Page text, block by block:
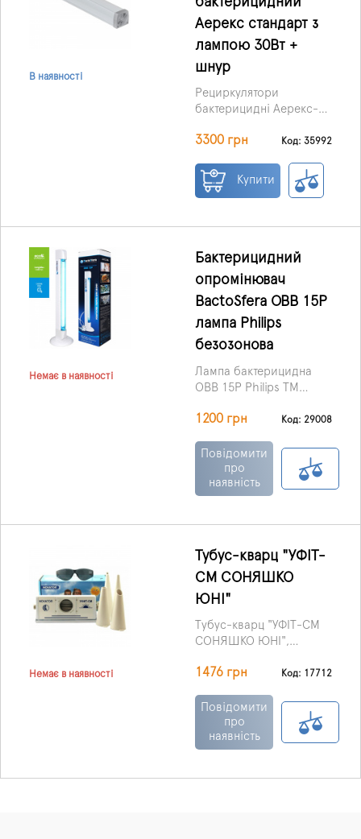
В наявності
Аерекс стандарт з
лампою 30Вт +
шнур
Рециркулятори
бактерицидні Аерекс-
застосовуються для
медичних, офісних,
житлових та харчових
дитячих та навчальних
закладах.
3300 грн Код: 35992
Купити
Немає в наявності
Бактерицидний
опромінювач
BactoSfera OBB 15P
лампа Philips
безозонова
Лампа бактерицидна
OBB 15P Philips ТМ
лампою Philips
застосовується для
проведення
знезараження
приміщень до 20 м² та
та бактерій.
Philips: безбізонна
що не б'ється, 9000 год.
Можна не провітрювати
кімнату.
1200 грн Код: 29008
Повідомити
про
наявність
Немає в наявності
Тубус-кварц "УФІТ-
СМ СОНЯШКО
ЮНІ"
Тубус-кварц "УФІТ-СМ
СОНЯШКО ЮНІ",
«НОВАТОР» (Україна)
опромінення
ультрафіолетовим
світлом з довжиною
1476 грн Код: 17712
Повідомити
про
наявність